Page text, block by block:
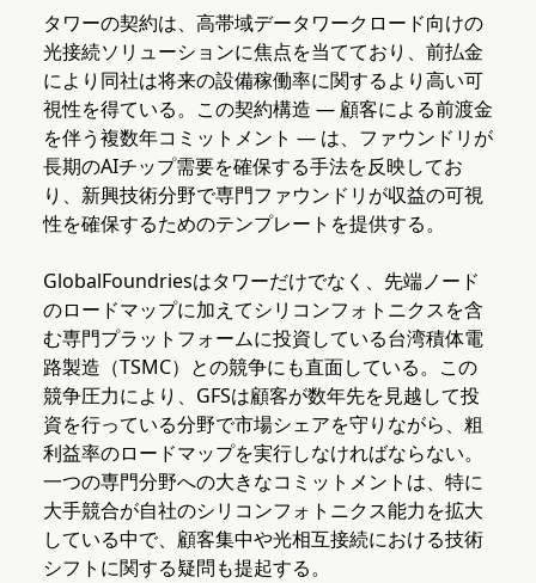
タワーの契約は、高帯域データワークロード向けの
光接続ソリューションに焦点を当てており、前払金
により同社は将来の設備稼働率に関するより高い可
視性を得ている。この契約構造 — 顧客による前渡金
を伴う複数年コミットメント — は、ファウンドリが
長期のAIチップ需要を確保する手法を反映してお
り、新興技術分野で専門ファウンドリが収益の可視
性を確保するためのテンプレートを提供する。
GlobalFoundriesはタワーだけでなく、先端ノード
のロードマップに加えてシリコンフォトニクスを含
む専門プラットフォームに投資している台湾積体電
路製造（TSMC）との競争にも直面している。この
競争圧力により、GFSは顧客が数年先を見越して投
資を行っている分野で市場シェアを守りながら、粗
利益率のロードマップを実行しなければならない。
一つの専門分野への大きなコミットメントは、特に
大手競合が自社のシリコンフォトニクス能力を拡大
している中で、顧客集中や光相互接続における技術
シフトに関する疑問も提起する。